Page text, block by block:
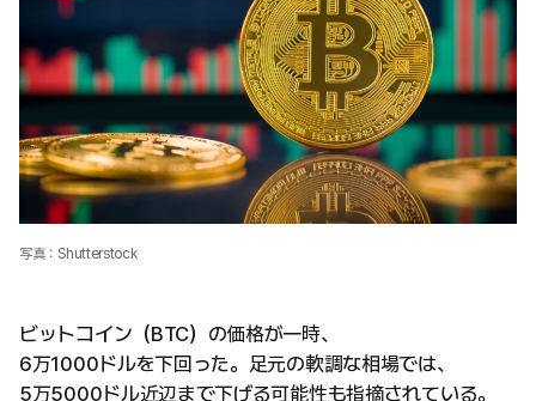
写真：Shutterstock
ビットコイン（BTC）の価格が一時、
6万1000ドルを下回った。足元の軟調な相場では、
5万5000ドル近辺まで下げる可能性も指摘されている。